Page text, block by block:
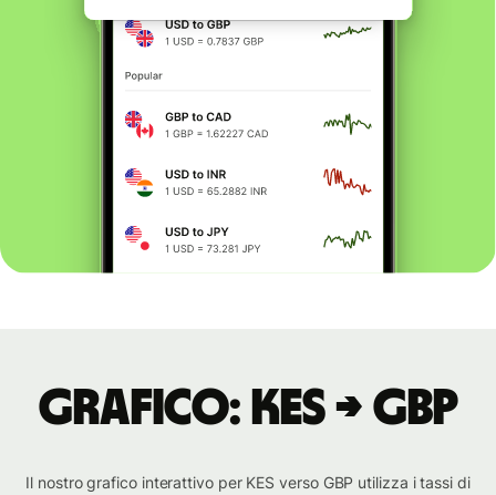
Grafico: KES → GBP
Il nostro grafico interattivo per KES verso GBP utilizza i tassi di